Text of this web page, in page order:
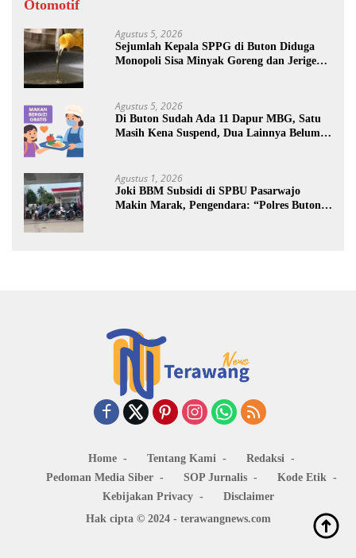
Otomotif
Agustus 5, 2026
Sejumlah Kepala SPPG di Buton Diduga
Monopoli Sisa Minyak Goreng dan Jerigen
Agustus 5, 2026
Di Buton Sudah Ada 11 Dapur MBG, Satu
Masih Kena Suspend, Dua Lainnya Belum
Agustus 1, 2026
Joki BBM Subsidi di SPBU Pasarwajo
Makin Marak, Pengendara: “Polres Buton
Home Tentang Kami
Redaksi
Pedoman Media Siber
SOP Jurnalis
Kode Etik
Kebijakan Privacy
Disclaimer
Hak cipta © 2024 - terawangnews.com